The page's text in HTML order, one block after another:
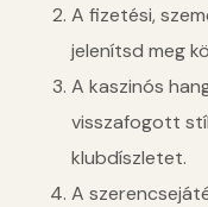
A fizetési,
jelenítsd meg
A kaszinós
visszafogott
klubdíszletet.
A